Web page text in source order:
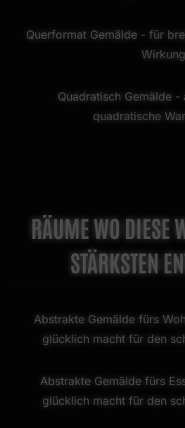
Querformat Gemälde - für
Wirkung
Quadratisch Gemälde-
quadratische
RÄUME WO DIESE
STÄRKSTEN
Abstrakte Gemälde fürs
glücklich macht für den
Abstrakte Gemälde fürs
glücklich macht für den